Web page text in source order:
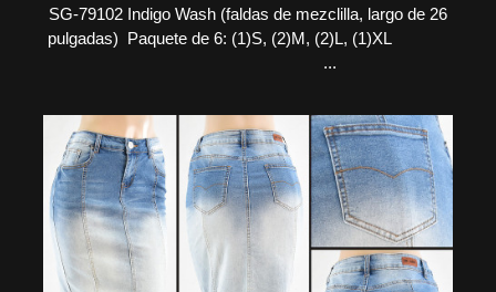
SG-79102 Indigo Wash (faldas de mezclilla, largo de 26
pulgadas) Paquete de 6: (1)S, (2)M, (2)L, (1)XL
...